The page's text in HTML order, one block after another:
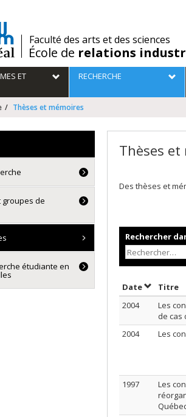
/Faculté des arts et des sciences
École de relations
ET RECHERCHE
Thèses et mémoires
Thèses et
Des thèses et
Rechercher
DateTrier par
Titre
2004
Les
de cas
2004
Les
1997
Les
groupes de
étudiante en